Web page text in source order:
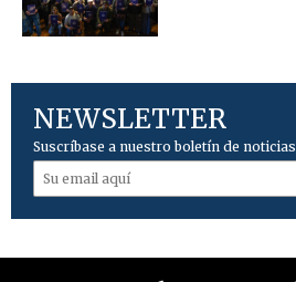
NEWSLETTER
Suscríbase a nuestro boletín de noticias